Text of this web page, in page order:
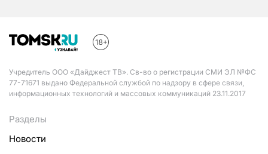
Учредитель ООО «Дайджест ТВ». Св-во о регистрации СМИ ЭЛ №ФС
77-71671 выдано Федеральной службой по надзору в сфере связи,
информационных технологий и массовых коммуникаций 23.11.2017
Разделы
Новости